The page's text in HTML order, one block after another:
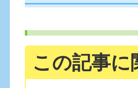
この記事